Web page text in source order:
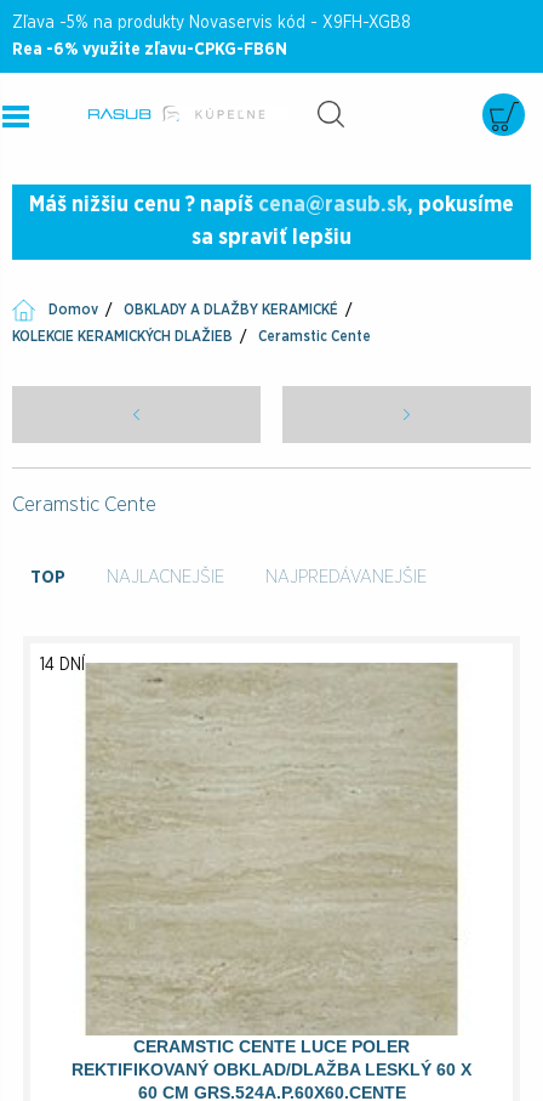
Zľava -5% na produkty Novaservis kód - X9FH-XGB8
Rea -6% využite zľavu-CPKG-FB6N
Máš nižšiu cenu ? napíš cena@rasub.sk, pokusíme
sa spraviť lepšiu
Domov
OBKLADY A DLAŽBY KERAMICKÉ
KOLEKCIE KERAMICKÝCH DLAŽIEB
Ceramstic Cente
Ceramstic Cente
TOP NAJLACNEJŠIE NAJPREDÁVANEJŠIE
CERAMSTIC CENTE LUCE POLER
REKTIFIKOVANÝ OBKLAD/DLAŽBA LESKLÝ 60 X
60 CM GRS.524A.P.60X60.CENTE
14 DNÍ